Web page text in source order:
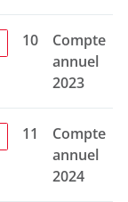
10
Compte
annuel
2023
11
Compte
annuel
2024